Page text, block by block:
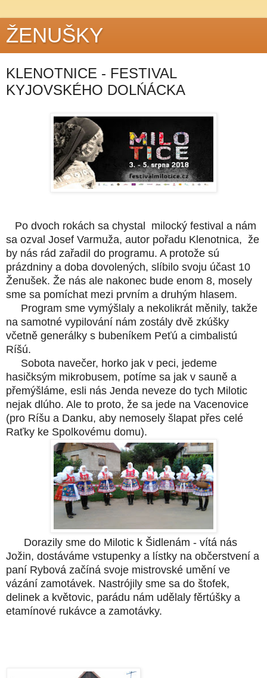
ŽENUŠKY
KLENOTNICE - FESTIVAL
KYJOVSKÉHO DOLŃÁCKA
Po dvoch rokách sa chystal milocký festival a nám
sa ozval Josef Varmuža, autor pořadu Klenotnica, že
by nás rád zařadil do programu. A protože sú
prázdniny a doba dovolených, slíbilo svoju účast 10
Ženušek. Že nás ale nakonec bude enom 8, mosely
sme sa pomíchat mezi prvním a druhým hlasem.
Program sme vymýšlaly a nekolikrát měnily, takže
na samotné vypilování nám zostály dvě zkúšky
včetně generálky s bubeníkem Peťú a cimbalistú
Ríšú.
Sobota navečer, horko jak v peci, jedeme
hasičksým mikrobusem, potíme sa jak v sauně a
přemýšláme, esli nás Jenda neveze do tych Milotic
nejak dlúho. Ale to proto, že sa jede na Vacenovice
(pro Ríšu a Danku, aby nemosely šlapat přes celé
Raťky ke Spolkovému domu).
Dorazily sme do Milotic k Šidlenám - vítá nás
Jožin, dostáváme vstupenky a lístky na občerstvení a
paní Rybová začíná svoje mistrovské umění ve
vázání zamotávek. Nastrójily sme sa do štofek,
delinek a květovic, parádu nám udělaly fěrtúšky a
etamínové rukávce a zamotávky.